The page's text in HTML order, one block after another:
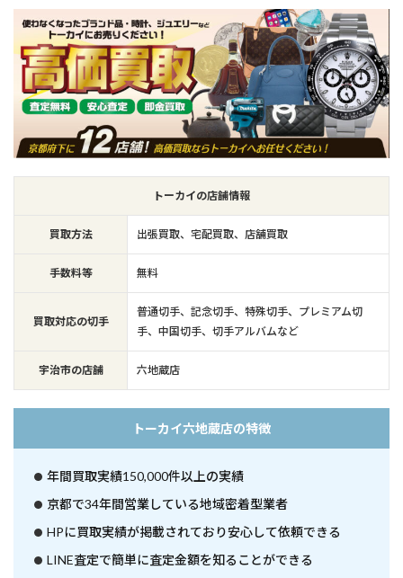
トーカイの店舗情報
買取方法 出張買取、宅配買取、店舗買取
手数料等 無料
買取対応の切手
普通切手、記念切手、特殊切手、プレミアム切
手、中国切手、切手アルバムなど
宇治市の店舗 六地蔵店
トーカイ六地蔵店の特徴
年間買取実績150,000件以上の実績
京都で34年間営業している地域密着型業者
HPに買取実績が掲載されており安心して依頼できる
LINE査定で簡単に査定金額を知ることができる